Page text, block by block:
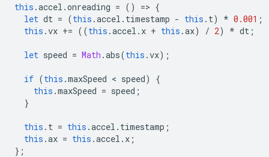
this .accel .onreading = () => {
let dt = (this .accel . timestamp - this . t) * 0.001 ;
this .vx += ((this .accel . x + this .ax) / 2) * dt ;
let speed = Math .abs(this .vx);
if (this .maxSpeed < speed)
{
this .maxSpeed = speed ;
}
this . t = this .accel . timestamp ;
this .ax = this .accel . x ;
};